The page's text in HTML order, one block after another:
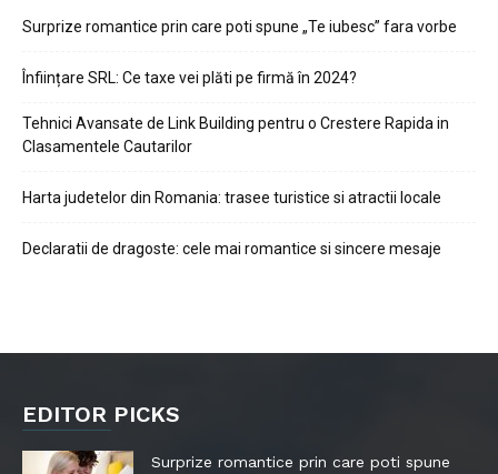
Surprize romantice prin care poti spune „Te iubesc” fara vorbe
Înființare SRL: Ce taxe vei plăti pe firmă în 2024?
Tehnici Avansate de Link Building pentru o Crestere Rapida in
Clasamentele Cautarilor
Harta judetelor din Romania: trasee turistice si atractii locale
Declaratii de dragoste: cele mai romantice si sincere mesaje
EDITOR PICKS
Surprize romantice prin care poti spune